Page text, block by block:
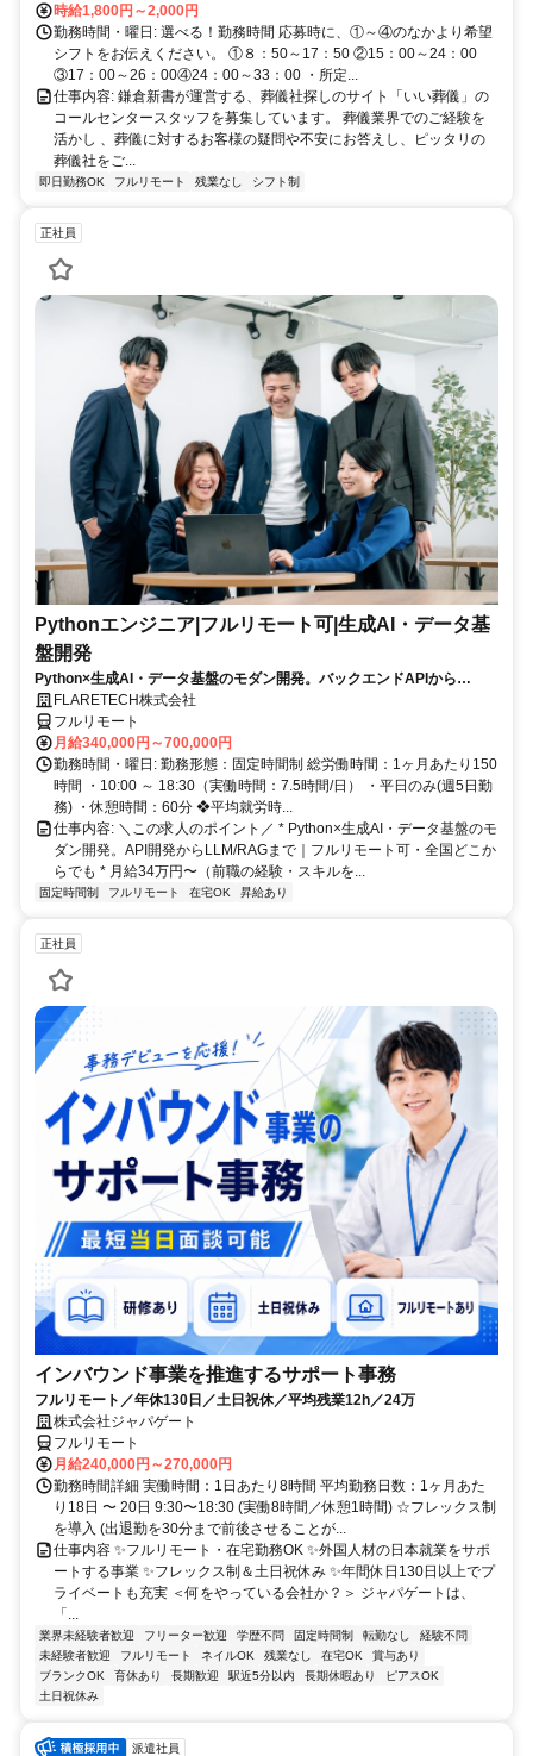
時給1,800円～2,000円
勤務時間・曜日: 選べる！勤務時間 応募時に、①～④のなかより希望
シフトをお伝えください。 ①８：50～17：50 ②15：00～24：00
③17：00～26：00④24：00～33：00 ・所定...
仕事内容: 鎌倉新書が運営する、葬儀社探しのサイト「いい葬儀」の
コールセンタースタッフを募集しています。 葬儀業界でのご経験を
活かし 、葬儀に対するお客様の疑問や不安にお答えし、ピッタリの
葬儀社をご...
即日勤務OK フルリモート 残業なし シフト制
正社員
Pythonエンジニア|フルリモート可|生成AI・データ基
盤開発
Python×生成AI・データ基盤のモダン開発。バックエンドAPIから
LLM/RAG・データ活用まで、AI駆動開発が日常のチームで。残業月10h
以下・年休123日・フルリモート可。
FLARETECH株式会社
フルリモート
月給340,000円～700,000円
勤務時間・曜日: 勤務形態：固定時間制 総労働時間：1ヶ月あたり150
時間 ・10:00 ～ 18:30（実働時間：7.5時間/日） ・平日のみ(週5日勤
務) ・休憩時間：60分 ❖平均就労時...
仕事内容: ＼この求人のポイント／ * Python×生成AI・データ基盤のモ
ダン開発。API開発からLLM/RAGまで｜フルリモート可・全国どこか
らでも * 月給34万円〜（前職の経験・スキルを...
固定時間制 フルリモート 在宅OK 昇給あり
正社員
インバウンド事業を推進するサポート事務
フルリモート／年休130日／土日祝休／平均残業12h／24万
株式会社ジャパゲート
フルリモート
月給240,000円～270,000円
勤務時間詳細 実働時間：1日あたり8時間 平均勤務日数：1ヶ月あた
り18日 〜 20日 9:30〜18:30 (実働8時間／休憩1時間) ☆フレックス制
を導入 (出退勤を30分まで前後させることが...
仕事内容 ✨フルリモート・在宅勤務OK ✨外国人材の日本就業をサポ
ートする事業 ✨フレックス制＆土日祝休み ✨年間休日130日以上でプ
ライベートも充実 ＜何をやっている会社か？＞ ジャパゲートは、
「...
業界未経験者歓迎 フリーター歓迎 学歴不問 固定時間制 転勤なし
経験不問
未経験者歓迎
フルリモート ネイルOK 残業なし 在宅OK
賞与あり
ブランクOK
育休あり 長期歓迎 駅近5分以内 長期休暇あり
ピアスOK
土日祝休み
派遣社員